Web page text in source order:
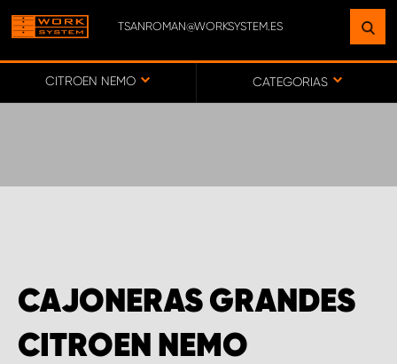
TSANROMAN@WORKSYSTEM.ES
CITROEN NEMO CATEGORIAS
CAJONERAS GRANDES
CITROEN NEMO
ENCUENTRE UNA INSTALACIÓN
CERCA DE USTED